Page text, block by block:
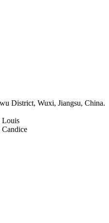
District, Wuxi, Jiangsu, China.
Louis